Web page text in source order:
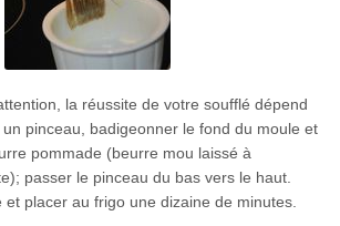
la réussite de votre soufflé dépend
pinceau, badigeonner le fond du moule et
pommade (beurre mou laissé à
passer le pinceau du bas vers le haut.
et placer au frigo une dizaine de minutes.